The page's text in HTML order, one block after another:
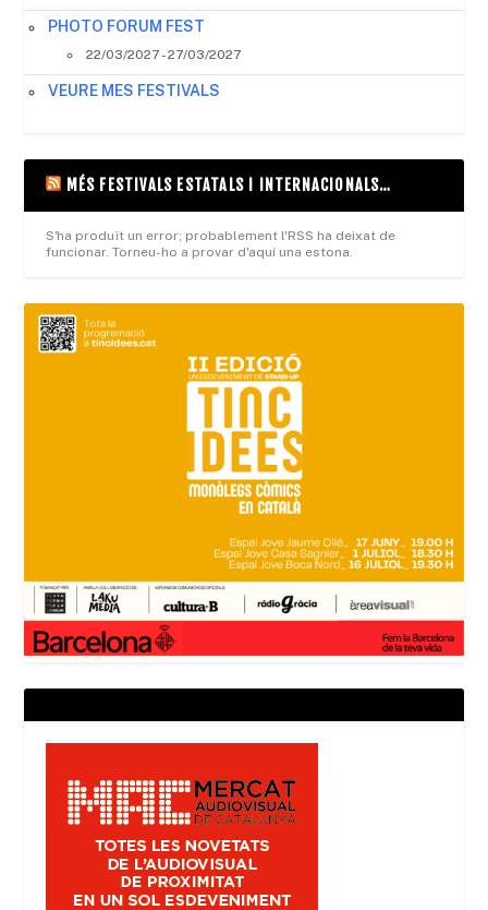
PHOTO FORUM FEST
22/03/2027 - 27/03/2027
VEURE MES FESTIVALS
MÉS FESTIVALS ESTATALS I INTERNACIONALS…
S'ha produït un error; probablement l'RSS ha deixat de
funcionar. Torneu-ho a provar d'aquí una estona.